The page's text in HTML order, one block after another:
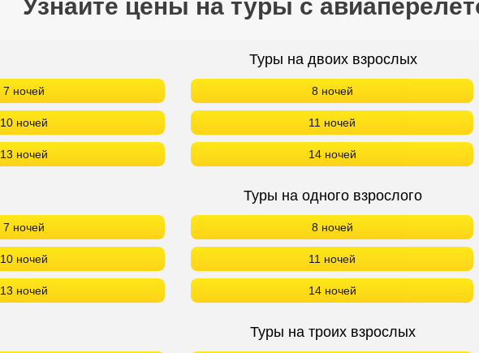
Узнайте цены на туры с
Туры на двоих взрослых
7 ночей 8 ночей
10 ночей 11 ночей
13 ночей 14 ночей
Туры на одного взрослого
7 ночей 8 ночей
10 ночей 11 ночей
13 ночей 14 ночей
Туры на троих взрослых